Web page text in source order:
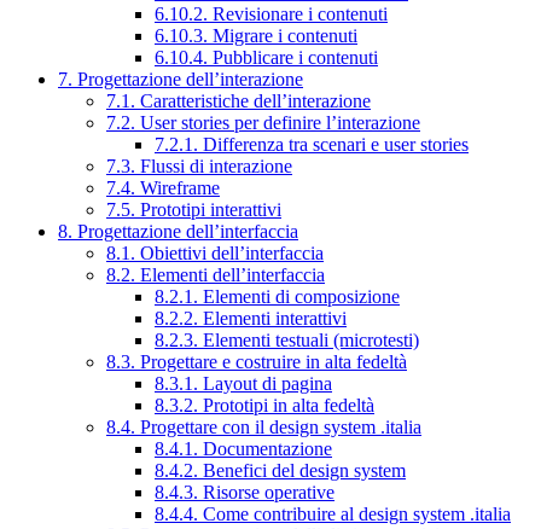
6.10.2. Revisionare i contenuti
6.10.3. Migrare i contenuti
6.10.4. Pubblicare i contenuti
7. Progettazione dell’interazione
7.1. Caratteristiche dell’interazione
7.2. User stories per definire l’interazione
7.2.1. Differenza tra scenari e user stories
7.3. Flussi di interazione
7.4. Wireframe
7.5. Prototipi interattivi
8. Progettazione dell’interfaccia
8.1. Obiettivi dell’interfaccia
8.2. Elementi dell’interfaccia
8.2.1. Elementi di composizione
8.2.2. Elementi interattivi
8.2.3. Elementi testuali (microtesti)
8.3. Progettare e costruire in alta fedeltà
8.3.1. Layout di pagina
8.3.2. Prototipi in alta fedeltà
8.4. Progettare con il design system .italia
8.4.1. Documentazione
8.4.2. Benefici del design system
8.4.3. Risorse operative
8.4.4. Come contribuire al design system .italia